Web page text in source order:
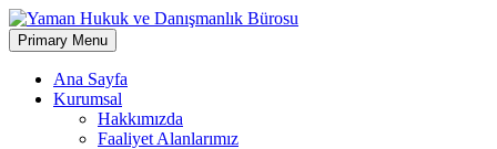
Skip
to
content
Yaman Hukuk ve Danışmanlık
Bürosu
Sizin Hakkınız, Bizim Önceliğimiz.
Primary Menu
Ana Sayfa
Kurumsal
Hakkımızda
Faaliyet Alanlarımız